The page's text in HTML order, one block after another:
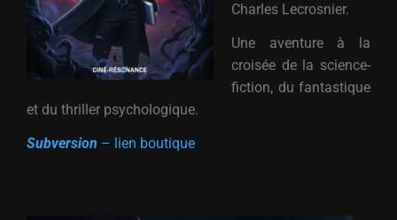
Charles Lecrosnier.
Une aventure à la
croisée de la science-
fiction, du fantastique
et du thriller psychologique.
Subversion – lien boutique